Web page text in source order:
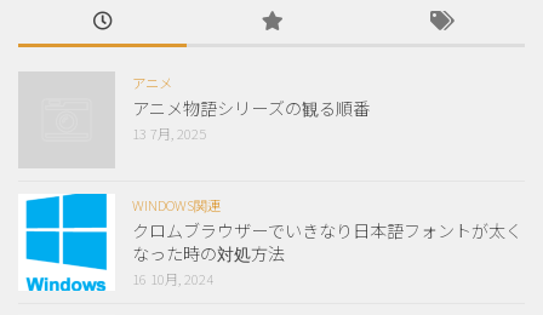
アニメ
アニメ物語シリーズの観る順番
13 7月, 2025
WINDOWS関連
クロムブラウザーでいきなり日本語フォントが太く
なった時の対処方法
16 10月, 2024